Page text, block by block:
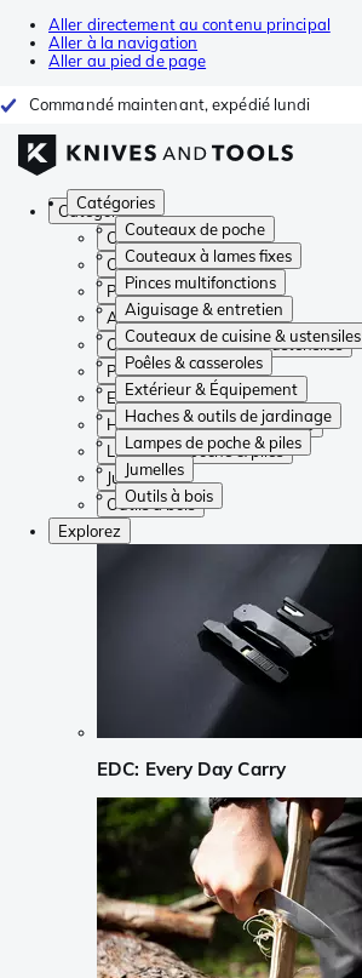
Aller directement au contenu principal
Aller à la navigation
Aller au pied de page
Commandé maintenant, expédié lundi
Catégories
Couteaux de poche
Couteaux à lames fixes
Pinces multifonctions
Aiguisage & entretien
Couteaux de cuisine & ustensiles
Poêles & casseroles
Extérieur & Équipement
Haches & outils de jardinage
Lampes de poche & piles
Jumelles
Outils à bois
Catégories
Couteaux de poche
Couteaux à lames fixes
Pinces multifonctions
Aiguisage & entretien
Couteaux de cuisine & ustensiles
Poêles & casseroles
Extérieur & Équipement
Haches & outils de jardinage
Lampes de poche & piles
Jumelles
Outils à bois
Explorez
EDC: Every Day Carry